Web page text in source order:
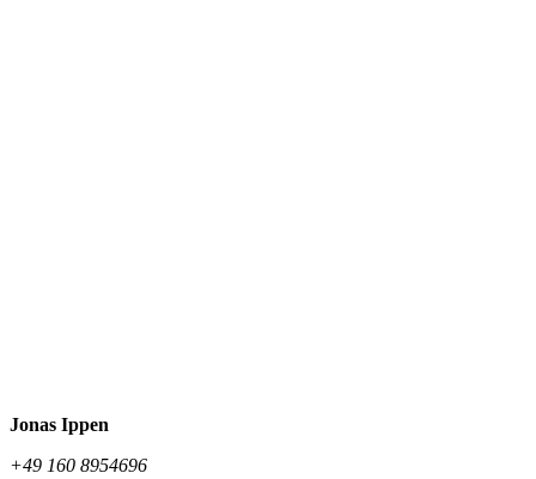
Jonas Ippen
+49 160 8954696